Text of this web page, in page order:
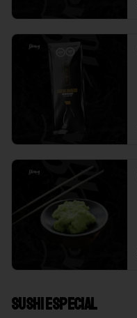
Sushi Especial